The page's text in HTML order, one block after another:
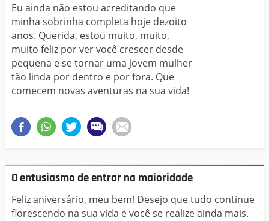
Eu ainda não estou acreditando que
minha sobrinha completa hoje dezoito
anos. Querida, estou muito, muito,
muito feliz por ver você crescer desde
pequena e se tornar uma jovem mulher
tão linda por dentro e por fora. Que
comecem novas aventuras na sua vida!
O entusiasmo de entrar na maioridade
Feliz aniversário, meu bem! Desejo que tudo continue
florescendo na sua vida e você se realize ainda mais.